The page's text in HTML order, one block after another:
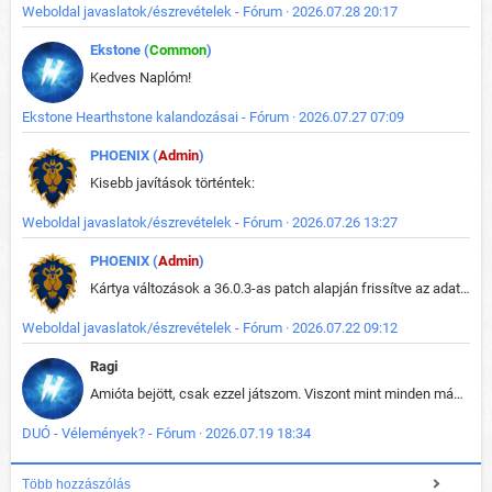
Weboldal javaslatok/észrevételek - Fórum · 2026.07.28 20:17
Ekstone (Common)
Kedves Naplóm!
Ekstone Hearthstone kalandozásai - Fórum · 2026.07.27 07:09
PHOENIX (Admin)
Kisebb javítások történtek:
Weboldal javaslatok/észrevételek - Fórum · 2026.07.26 13:27
PHOENIX (Admin)
Kártya változások a 36.0.3-as patch alapján frissítve az adatbázisban (képek is cserélve).
Weboldal javaslatok/észrevételek - Fórum · 2026.07.22 09:12
Ragi
Amióta bejött, csak ezzel játszom. Viszont mint minden más - akár az alapjáték is, ez is baromira összetett lett. Néha már pár kör után is esélytelen az egész. Vagy irreállisan túltápol valaki, vagy lelép a partner, vagy csak hülye mint a segg. És amikor eljönne az én időm, na akkor jön el mindenki másé is. Engem jobban érdekelne, hogy ki milyen ratingen szokott játszani. Na ez lenne egy érdekes adat.
DUÓ - Vélemények? - Fórum · 2026.07.19 18:34
Több hozzászólás